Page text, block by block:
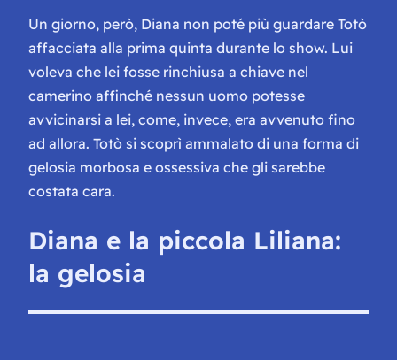
Un giorno, però, Diana non poté più guardare Totò
affacciata alla prima quinta durante lo show. Lui
voleva che lei fosse rinchiusa a chiave nel
camerino affinché nessun uomo potesse
avvicinarsi a lei, come, invece, era avvenuto fino
ad allora. Totò si scoprì ammalato di una forma di
gelosia morbosa e ossessiva che gli sarebbe
costata cara.
Diana e la piccola Liliana:
la gelosia